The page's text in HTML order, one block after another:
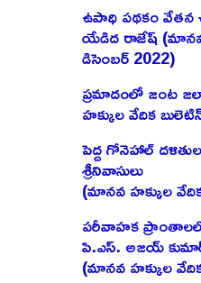
ఉపాధి పథకం వేతన
యేడిద రాజేష్‌ (మానవ
డిసెంబర్ 2022)
ప్రమాదంలో జంట
హక్కుల వేదిక
పెద్ద గోనెహాల్‌
శ్రీనివాసులు
(మానవ హక్కుల
పరీవాహక
పి.ఎస్‌. అజయ్‌
(మానవ హక్కుల